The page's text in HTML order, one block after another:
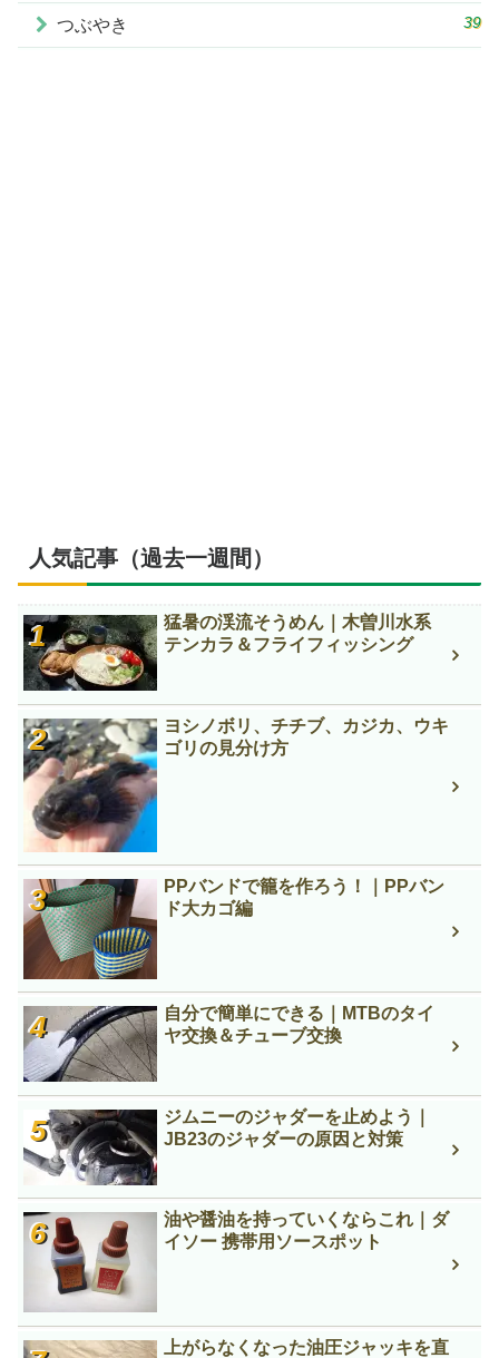
つぶやき 39
人気記事（過去一週間）
猛暑の渓流そうめん｜木曽川水系
テンカラ＆フライフィッシング
ヨシノボリ、チチブ、カジカ、ウキ
ゴリの見分け方
PPバンドで籠を作ろう！｜PPバン
ド大カゴ編
自分で簡単にできる｜MTBのタイ
ヤ交換＆チューブ交換
ジムニーのジャダーを止めよう｜
JB23のジャダーの原因と対策
油や醤油を持っていくならこれ｜ダ
イソー 携帯用ソースポット
上がらなくなった油圧ジャッキを直